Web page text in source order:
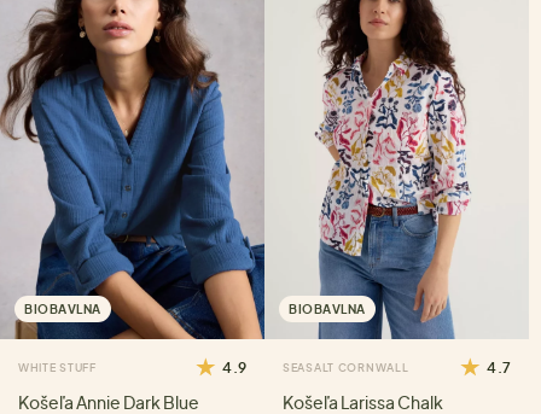
BIOBAVLNA
WHITE STUFF 4.9
Košeľa Annie Dark Blue
BIOBAVLNA
SEASALT CORNWALL 4.7
Košeľa Larissa Chalk